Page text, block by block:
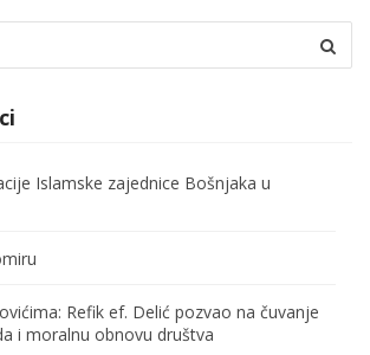
Islamske zajednice Bošnjaka u
Refik ef. Delić pozvao na čuvanje
i moralnu obnovu društva